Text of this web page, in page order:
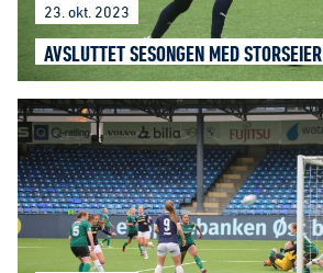
23. okt. 2023
AVSLUTTET SESONGEN MED STORSEIER